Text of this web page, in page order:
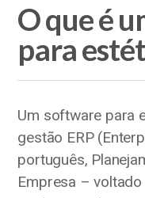
O que é
para
Um software para
gestão ERP
português,
Empresa –